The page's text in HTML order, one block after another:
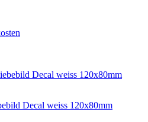
Decal weiss 120x80mm